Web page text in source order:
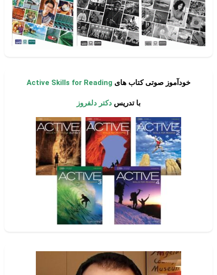
خودآموز صوتی کتاب های Active Skills for Reading
با تدریس دکتر دلفروز